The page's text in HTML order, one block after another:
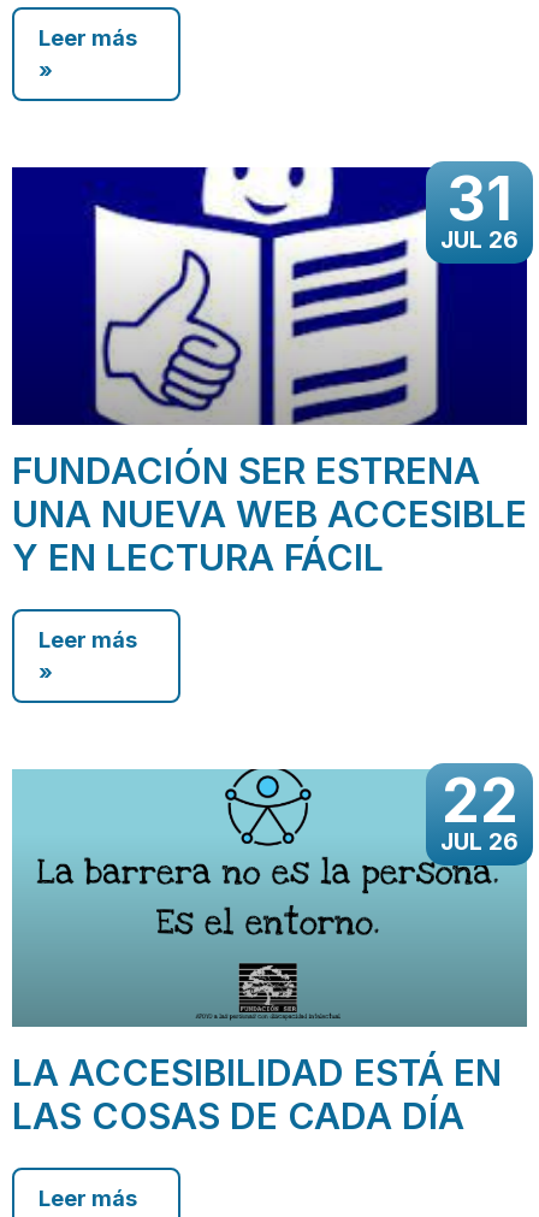
Leer más
»
31
JUL 26
FUNDACIÓN SER ESTRENA
UNA NUEVA WEB ACCESIBLE
Y EN LECTURA FÁCIL
Leer más
»
22
JUL 26
LA ACCESIBILIDAD ESTÁ EN
LAS COSAS DE CADA DÍA
Leer más